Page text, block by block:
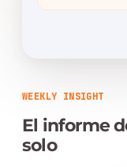
WEEKLY INSIGHT
El informe
solo